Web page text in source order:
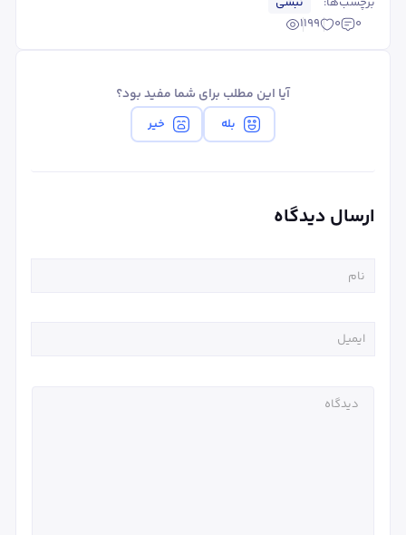
0
0
1199
آیا این مطلب برای شما مفید بود؟
بله خیر
ارسال دیدگاه